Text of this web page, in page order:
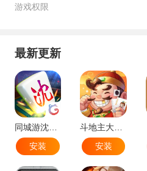
游戏权限
最新更新
同城游沈阳麻将
安装
安装